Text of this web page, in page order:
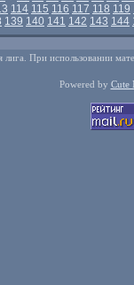
114 115 116 117 118 119
139 140 141 142 143 144
При использовании
Powered by Cute